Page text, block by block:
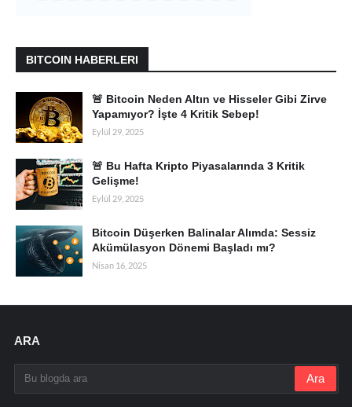
BITCOIN HABERLERI
🚨 Bitcoin Neden Altın ve Hisseler Gibi Zirve
Yapamıyor? İşte 4 Kritik Sebep!
Eylül 29, 2025
🚨 Bu Hafta Kripto Piyasalarında 3 Kritik
Gelişme!
Eylül 29, 2025
Bitcoin Düşerken Balinalar Alımda: Sessiz
Akümülasyon Dönemi Başladı mı?
Nisan 16, 2025
ARA